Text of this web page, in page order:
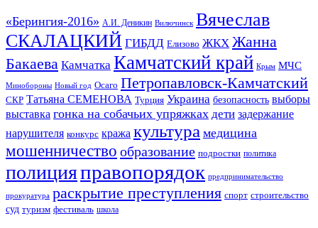
«Берингия-2016» А.И. Деникин Вилючинск Вячеслав
СКАЛАЦКИЙ ГИБДД Елизово ЖКХ Жанна
Бакаева Камчатка Камчатский край Крым МЧС
Минобороны Новый год Осаго Петропавловск-Камчатский
СКР Татьяна СЕМЕНОВА Турция Украина безопасность выборы
выставка гонка на собачьих упряжках дети задержание
нарушителя конкурс кража культура медицина
мошенничество образование подростки политика
полицияправопорядок предпринимательство
прокуратура раскрытие преступления спорт строительство
суд туризм фестиваль школа